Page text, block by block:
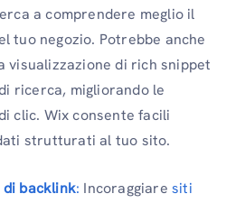
a comprendere meglio il
tuo negozio. Potrebbe anche
visualizzazione di rich snippet
ricerca, migliorando le
clic. Wix consente facili
strutturati al tuo sito.
backlink: Incoraggiaresiti